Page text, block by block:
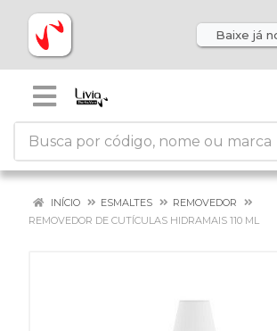
Baixe já
INÍCIO ESMALTES
REMOVEDOR
REMOVEDOR DE CUTÍCULAS HIDRAMAIS 110 ML